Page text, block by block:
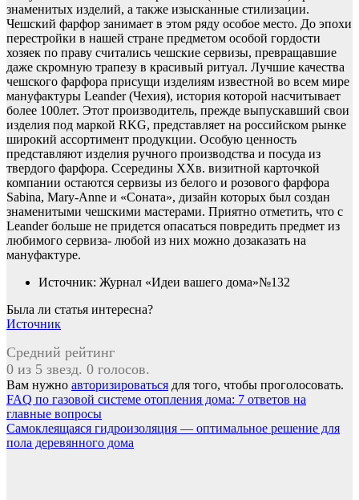
знаменитых изделий, а также изысканные стилизации.
Чешский фарфор занимает в этом ряду особое место. До эпохи
перестройки в нашей стране предметом особой гордости
хозяек по праву считались чешские сервизы, превращавшие
даже скромную трапезу в красивый ритуал. Лучшие качества
чешского фарфора присущи изделиям известной во всем мире
мануфактуры Leander (Чехия), история которой насчитывает
более 100лет. Этот производитель, прежде выпускавший свои
изделия под маркой RKG, представляет на российском рынке
широкий ассортимент продукции. Особую ценность
представляют изделия ручного производства и посуда из
твердого фарфора. Ссередины ХХв. визитной карточкой
компании остаются сервизы из белого и розового фарфора
Sabina, Mary-Anne и «Соната», дизайн которых был создан
знаменитыми чешскими мастерами. Приятно отметить, что с
Leander больше не придется опасаться повредить предмет из
любимого сервиза- любой из них можно дозаказать на
мануфактуре.
Источник: Журнал «Идеи вашего дома»№132
Была ли статья интересна?
Источник
Средний рейтинг
0 из 5 звезд. 0 голосов.
Вам нужно авторизироваться для того, чтобы проголосовать.
Навигация
по
записям
FAQ по газовой системе отопления дома: 7 ответов на
главные вопросы
Самоклеящаяся гидроизоляция — оптимальное решение для
пола деревянного дома